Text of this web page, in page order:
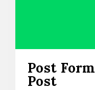
Post
Post